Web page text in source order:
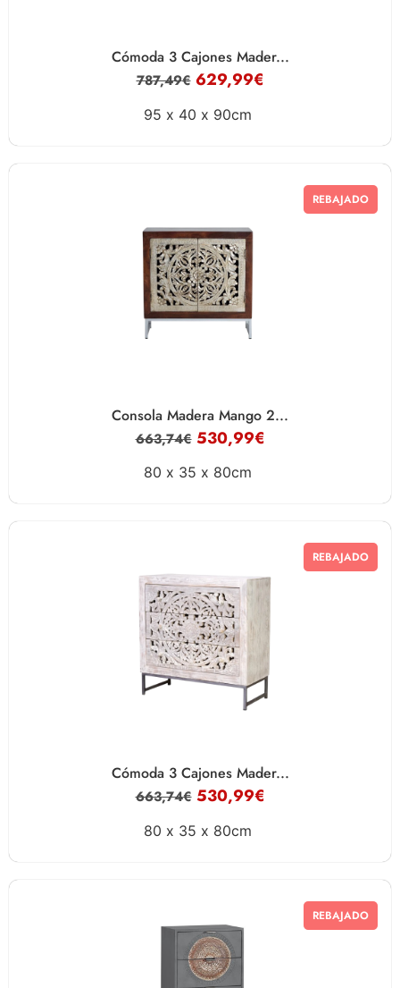
Cómoda 3 Cajones Mader...
787,49€ 629,99€
95 x 40 x 90cm
REBAJADO
Consola Madera Mango 2...
663,74€ 530,99€
80 x 35 x 80cm
REBAJADO
Cómoda 3 Cajones Mader...
663,74€ 530,99€
80 x 35 x 80cm
REBAJADO